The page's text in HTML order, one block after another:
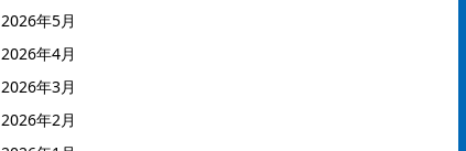
2026年5月
2026年4月
2026年3月
2026年2月